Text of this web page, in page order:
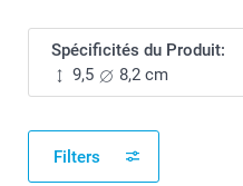
Spécificités du Produit:
9,5
8,2 cm
Filters